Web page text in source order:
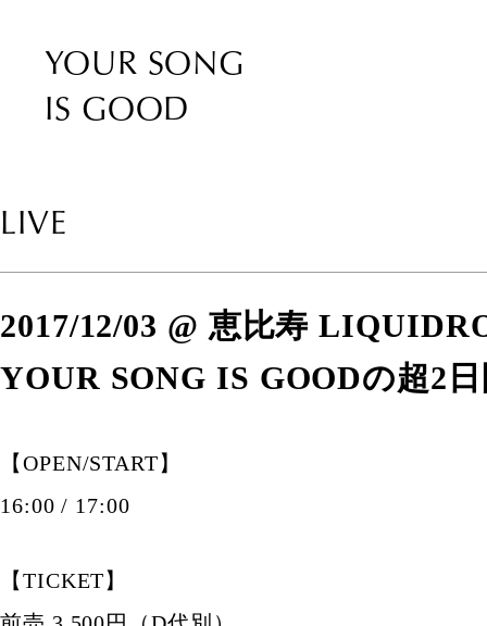
YOUR SONG
IS GOOD
LIVE
2017/12/03 @ 恵比寿
YOUR SONG IS GOODの超2日
【OPEN/START】
16:00 / 17:00
【TICKET】